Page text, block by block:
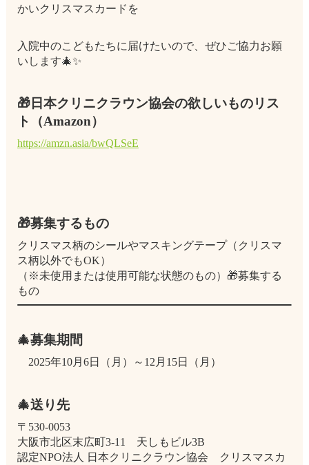
かいクリスマスカードを
入院中のこどもたちに届けたいので、ぜひご協力お願
いします🎄✨
🎁日本クリニクラウン協会の欲しいものリス
ト（Amazon）
https://amzn.asia/bwQLSeE
🎁募集するもの
クリスマス柄のシールやマスキングテープ（クリスマ
ス柄以外でもOK）
（※未使用または使用可能な状態のもの）🎁募集する
もの
🎄募集期間
2025年10月6日（月）～12月15日（月）
🎄送り先
〒530-0053
大阪市北区末広町3-11 天しもビル3B
認定NPO法人 日本クリニクラウン協会 クリスマスカ